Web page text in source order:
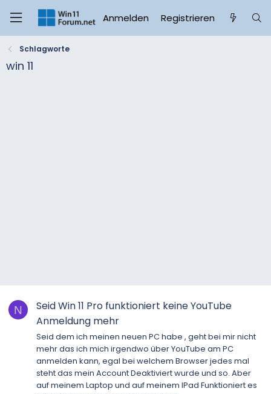
Anmelden Registrieren
Schlagworte
win 11
N
Seid Win 11 Pro funktioniert keine YouTube
Anmeldung mehr
Seid dem ich meinen neuen PC habe , geht bei mir nicht
mehr das ich mich irgendwo über YouTube am PC
anmelden kann, egal bei welchem Browser jedes mal
steht das mein Account Deaktiviert wurde und so. Aber
auf meinem Laptop und auf meinem IPad Funktioniert es